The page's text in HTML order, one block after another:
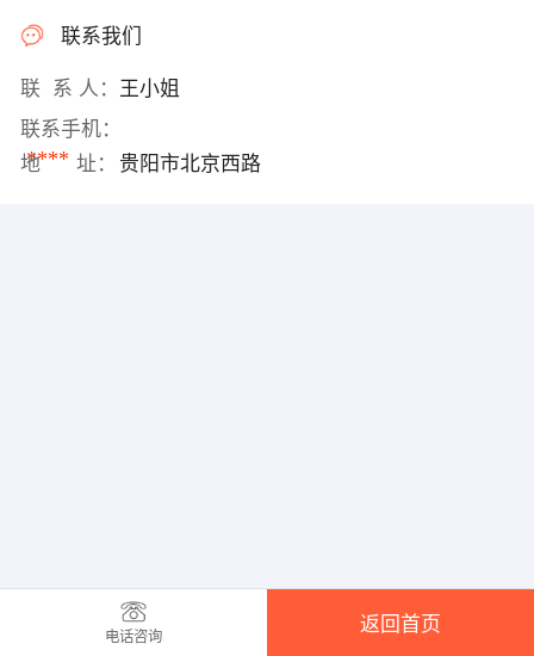
联系我们
联 系 人： 王小姐
联系手机：
****
地 址： 贵阳市北京西路
电话咨询
返回首页